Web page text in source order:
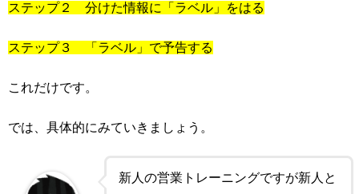
ステップ２ 分けた情報に「ラベル」をはる
ステップ３ 「ラベル」で予告する
これだけです。
では、具体的にみていきましょう。
新人の営業トレーニングですが新人と